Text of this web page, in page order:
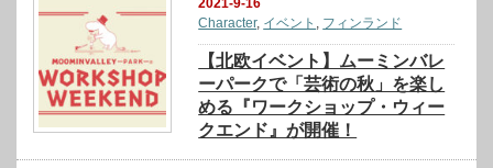
2021-9-16
Character, イベント , フィンランド
【北欧イベント】ムーミンバレ
ーパークで「芸術の秋」を楽し
める『ワークショップ・ウィー
クエンド』が開催！